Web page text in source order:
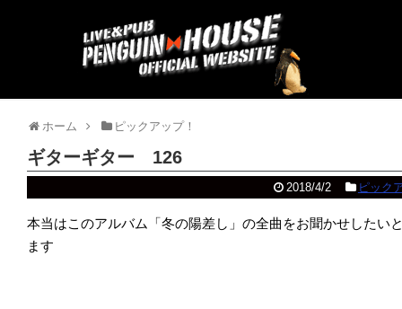
ホーム ピックアップ！
ギターギター 126
2018/4/2 ピック
本当はこのアルバム「冬の陽差し」の全曲をお聞かせしたい
ます